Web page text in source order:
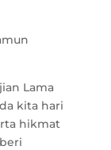
Lama
kita hari
hikmat